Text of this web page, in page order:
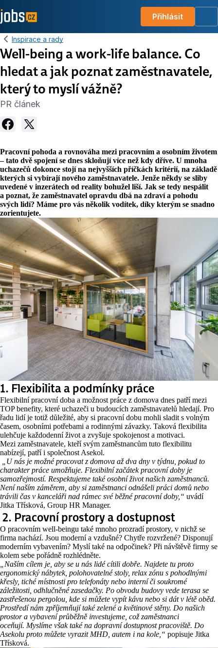
Přihlásit
Inspirace a rady
Well-being a work-life balance. Co
hledat a jak poznat zaměstnavatele,
který to myslí vážně?
PR článek
Pracovní pohoda a rovnováha mezi pracovním a osobním životem
– tato dvě spojení se dnes skloňují více než kdy dříve. U mnoha
uchazečů dokonce stojí na nejvyšších příčkách kritérií, na základě
kterých si vybírají nového zaměstnavatele. Jenže někdy se sliby
uvedené v inzerátech od reality bohužel liší. Jak se tedy nespálit
a poznat, že zaměstnavatel opravdu dbá na zdraví a pohodu
svých lidí? Máme pro vás několik vodítek, díky kterým se snadno
zorientujete.
1. Flexibilita a podmínky práce
Flexibilní pracovní doba a možnost práce z domova dnes patří mezi
TOP benefity, které uchazeči u budoucích zaměstnavatelů hledají. Pro
řadu lidí je totiž důležité, aby si pracovní dobu mohli sladit s volným
časem, osobními potřebami a rodinnými závazky. Taková flexibilita
ulehčuje každodenní život a zvyšuje spokojenost a motivaci.
Mezi zaměstnavatele, kteří svým zaměstnancům tuto flexibilitu
nabízejí, patří i společnost Asekol.
„U nás je možné pracovat z domova až dva dny v týdnu, pokud to
charakter práce umožňuje. Flexibilní začátek pracovní doby je
samozřejmostí. Respektujeme také osobní život našich zaměstnanců.
Není naším záměrem, aby si zaměstnanci odnášeli práci domů nebo
trávili čas v kanceláři nad rámec své běžné pracovní doby,“ uvádí
Jitka Třísková, Group HR Manager.
2. Pracovní prostory a dostupnost
O pracovním well-beingu také mnoho prozradí prostory, v nichž se
firma nachází. Jsou moderní a vzdušné? Chytře rozvržené? Disponují
moderním vybavením? Myslí také na odpočinek? Při návštěvě firmy se
kolem sebe pořádně rozhlédněte.
„Naším cílem je, aby se u nás lidé cítili dobře. Najdete tu proto
ergonomický nábytek, polohovatelné stoly, relax zónu s pohodlnými
křesly, tiché místnosti pro telefonáty nebo interní či soukromé
záležitosti, odhlučněné zasedačky. Po obvodu budovy vede terasa se
zastřešenou pergolou, kde si můžete vypít kávu nebo si dát v létě oběd.
Prostředí nám zpříjemňují také zelené a květinové stěny. Do našich
prostor a vybavení průběžně investujeme, což zaměstnanci
oceňují. Myslíme všaktaké na dopravní dostupnost pracoviště. Do
Asekolu proto můžete vyrazit MHD, autem i na kole,“ popisuje Jitka
Třísková.